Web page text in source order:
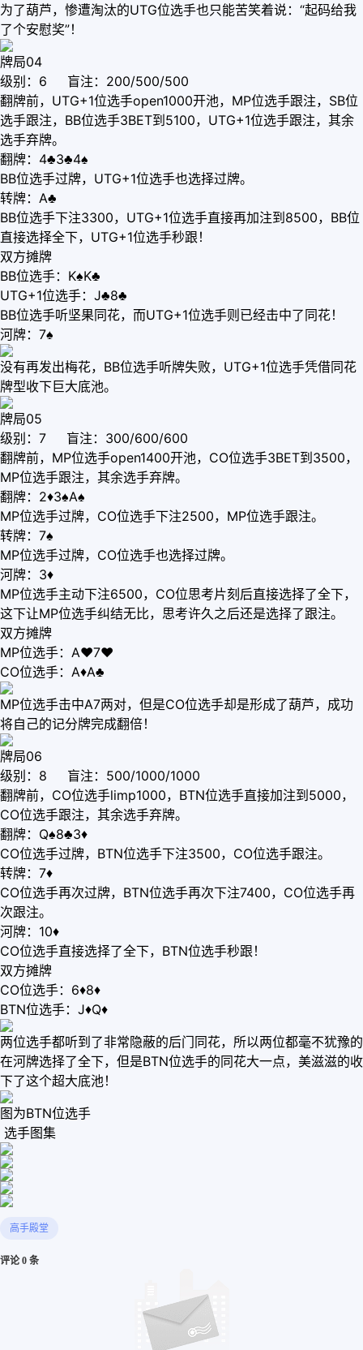
为了葫芦，惨遭淘汰的UTG位选手也只能苦笑着说：“起码给我
了个安慰奖”！
牌局04
级别：6 盲注：200/500/500
翻牌前，UTG+1位选手open1000开池，MP位选手跟注，SB位
选手跟注，BB位选手3BET到5100，UTG+1位选手跟注，其余
选手弃牌。
翻牌：4♣3♣4♠
BB位选手过牌，UTG+1位选手也选择过牌。
转牌：A♣
BB位选手下注3300，UTG+1位选手直接再加注到8500，BB位
直接选择全下，UTG+1位选手秒跟！
双方摊牌
BB位选手：K♠K♣
UTG+1位选手：J♣8♣
BB位选手听坚果同花，而UTG+1位选手则已经击中了同花！
河牌：7♠
没有再发出梅花，BB位选手听牌失败，UTG+1位选手凭借同花
牌型收下巨大底池。
牌局05
级别：7 盲注：300/600/600
翻牌前，MP位选手open1400开池，CO位选手3BET到3500，
MP位选手跟注，其余选手弃牌。
翻牌：2♦3♠A♠
MP位选手过牌，CO位选手下注2500，MP位选手跟注。
转牌：7♠
MP位选手过牌，CO位选手也选择过牌。
河牌：3♦
MP位选手主动下注6500，CO位思考片刻后直接选择了全下，
这下让MP位选手纠结无比，思考许久之后还是选择了跟注。
双方摊牌
MP位选手：A♥7♥
CO位选手：A♦A♣
MP位选手击中A7两对，但是CO位选手却是形成了葫芦，成功
将自己的记分牌完成翻倍！
牌局06
级别：8 盲注：500/1000/1000
翻牌前，CO位选手limp1000，BTN位选手直接加注到5000，
CO位选手跟注，其余选手弃牌。
翻牌：Q♠8♣3♦
CO位选手过牌，BTN位选手下注3500，CO位选手跟注。
转牌：7♦
CO位选手再次过牌，BTN位选手再次下注7400，CO位选手再
次跟注。
河牌：10♦
CO位选手直接选择了全下，BTN位选手秒跟！
双方摊牌
CO位选手：6♦8♦
BTN位选手：J♦Q♦
两位选手都听到了非常隐蔽的后门同花，所以两位都毫不犹豫的
在河牌选择了全下，但是BTN位选手的同花大一点，美滋滋的收
下了这个超大底池！
图为BTN位选手
选手图集
高手殿堂
评论 0 条